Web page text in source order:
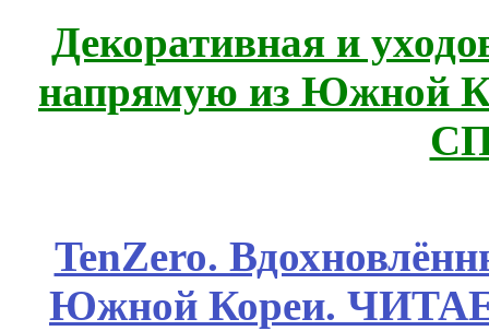
Декоративная и
напрямую из
TenZero.
Южной Кореи.